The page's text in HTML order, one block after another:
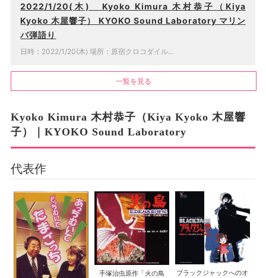
2022/1/20(木) Kyoko Kimura 木村恭子（Kiya
Kyoko 木屋響子） KYOKO Sound Laboratory マリン
バ弾語り
日時：2022/1/20(木) 場所：原宿クロコダイル...
一覧を見る
Kyoko Kimura 木村恭子（Kiya Kyoko 木屋響
子）｜KYOKO Sound Laboratory
代表作
手塚治虫原作「火の鳥
ブラックジャックへのオ